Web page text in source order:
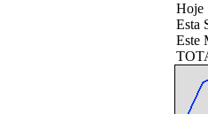
Hoje
Esta
Este